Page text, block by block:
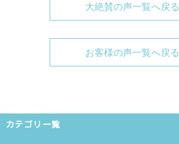
大絶賛の声一覧へ戻る
お客様の声一覧へ戻る
カテゴリ一覧